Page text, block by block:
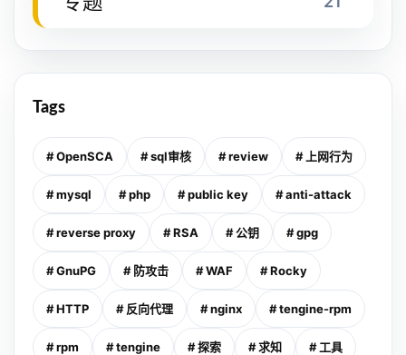
Tags
# OpenSCA # sql审核 # review # 上网行为
# mysql # php # public key # anti-attack
# reverse proxy # RSA # 公钥 # gpg
# GnuPG # 防攻击 # WAF # Rocky
# HTTP # 反向代理 # nginx # tengine-rpm
# rpm # tengine # 探索 # 求知 # 工具